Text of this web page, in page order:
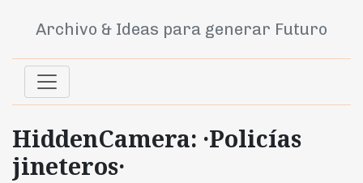
Archivo & Ideas para generar Futuro
HiddenCamera: ·Policías
jineteros·